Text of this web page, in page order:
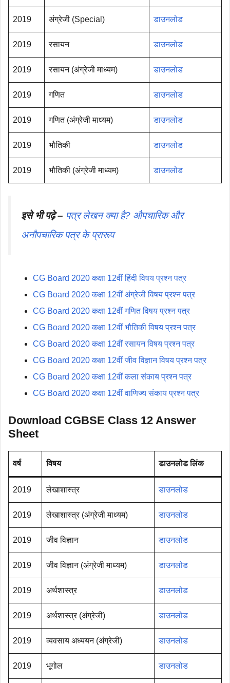
2019 अंग्रेजी (Special) डाउनलोड
2019 रसायन डाउनलोड
2019 रसायन (अंग्रेजी माध्यम) डाउनलोड
2019 गणित डाउनलोड
2019 गणित (अंग्रेजी माध्यम) डाउनलोड
2019 भौतिकी डाउनलोड
2019 भौतिकी (अंग्रेजी माध्यम) डाउनलोड
इसे भी पढ़े – पत्र लेखन क्या है? औपचारिक और
अनौपचारिक पत्र के प्रारूप
CG Board 2020 कक्षा 12वीं हिंदी विषय प्रश्न पत्र
CG Board 2020 कक्षा 12वीं अंग्रेजी विषय प्रश्न पत्र
CG Board 2020 कक्षा 12वीं गणित विषय प्रश्न पत्र
CG Board 2020 कक्षा 12वीं भौतिकी विषय प्रश्न पत्र
CG Board 2020 कक्षा 12वीं रसायन विषय प्रश्न पत्र
CG Board 2020 कक्षा 12वीं जीव विज्ञान विषय प्रश्न पत्र
CG Board 2020 कक्षा 12वीं कला संकाय प्रश्न पत्र
CG Board 2020 कक्षा 12वीं वाणिज्य संकाय प्रश्न पत्र
Download CGBSE Class 12 Answer
Sheet
वर्ष विषय डाउनलोड लिंक
2019 लेखाशास्त्र डाउनलोड
2019 लेखाशास्त्र (अंग्रेजी माध्यम) डाउनलोड
2019 जीव विज्ञान डाउनलोड
2019 जीव विज्ञान (अंग्रेजी माध्यम) डाउनलोड
2019 अर्थशास्त्र डाउनलोड
2019 अर्थशास्त्र (अंग्रेजी) डाउनलोड
2019 व्यवसाय अध्ययन (अंग्रेजी) डाउनलोड
2019 भूगोल डाउनलोड